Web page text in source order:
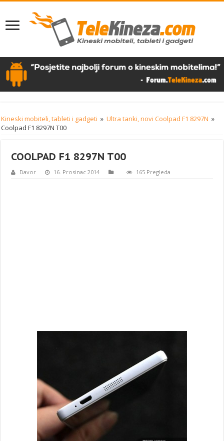
Kineski mobiteli, tableti i gadgeti » Ultra tanki, novi Coolpad F1 8297N »
Coolpad F1 8297N T00
COOLPAD F1 8297N T00
Davor 16. Prosinac 2014 165 Pregleda